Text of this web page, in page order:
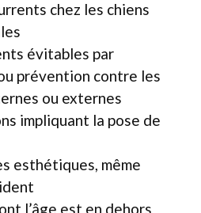
chez les chiens
évitables par
prévention contre les
ou externes
impliquant la pose de
esthétiques, même
l’âge est en dehors